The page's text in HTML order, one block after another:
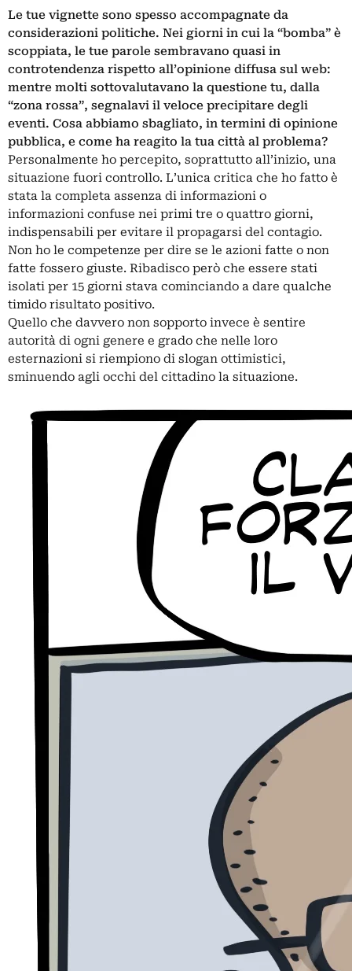
Le tue vignette sono spesso accompagnate da
considerazioni politiche. Nei giorni in cui la “bomba” è
scoppiata, le tue parole sembravano quasi in
controtendenza rispetto all’opinione diffusa sul web:
mentre molti sottovalutavano la questione tu, dalla
“zona rossa”, segnalavi il veloce precipitare degli
eventi. Cosa abbiamo sbagliato, in termini di opinione
pubblica, e come ha reagito la tua città al problema?
Personalmente ho percepito, soprattutto all’inizio, una
situazione fuori controllo. L’unica critica che ho fatto è
stata la completa assenza di informazioni o
informazioni confuse nei primi tre o quattro giorni,
indispensabili per evitare il propagarsi del contagio.
Non ho le competenze per dire se le azioni fatte o non
fatte fossero giuste. Ribadisco però che essere stati
isolati per 15 giorni stava cominciando a dare qualche
timido risultato positivo.
Quello che davvero non sopporto invece è sentire
autorità di ogni genere e grado che nelle loro
esternazioni si riempiono di slogan ottimistici,
sminuendo agli occhi del cittadino la situazione.